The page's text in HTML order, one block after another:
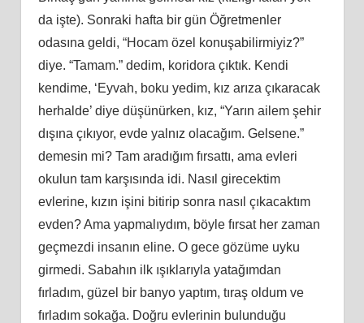
da işte). Sonraki hafta bir gün Öğretmenler
odasına geldi, “Hocam özel konuşabilirmiyiz?”
diye. “Tamam.” dedim, koridora çıktık. Kendi
kendime, ‘Eyvah, boku yedim, kız arıza çıkaracak
herhalde’ diye düşünürken, kız, “Yarın ailem şehir
dışına çıkıyor, evde yalnız olacağım. Gelsene.”
demesin mi? Tam aradığım fırsattı, ama evleri
okulun tam karşısında idi. Nasıl girecektim
evlerine, kızın işini bitirip sonra nasıl çıkacaktım
evden? Ama yapmalıydım, böyle fırsat her zaman
geçmezdi insanın eline. O gece gözüme uyku
girmedi. Sabahın ilk ışıklarıyla yatağımdan
fırladım, güzel bir banyo yaptım, tıraş oldum ve
fırladım sokağa. Doğru evlerinin bulunduğu